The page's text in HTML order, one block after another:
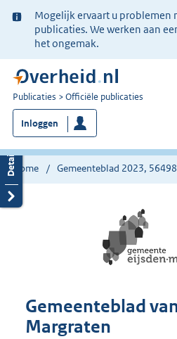
Ter
informatie:
Mogelijk ervaart u problemen
publicaties. We werken aan
het ongemak.
U
bent
nu
hier:
Publicaties Officiële publicaties
Inloggen
Home Gemeenteblad 2023,
Gemeenteblad
Margraten